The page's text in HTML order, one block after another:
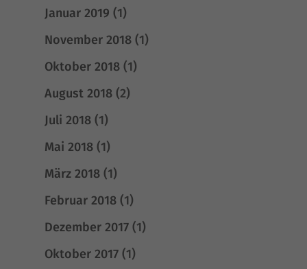
Januar 2019 (1)
November 2018(1)
Oktober 2018(1)
August 2018(2)
Juli 2018(1)
Mai 2018(1)
März 2018(1)
Februar 2018(1)
Dezember 2017(1)
Oktober 2017(1)